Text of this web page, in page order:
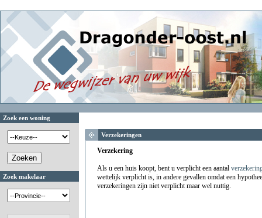
Zoek een woning
Zoek makelaar
Verzekeringen
Verzekering
Als u een huis koopt, bent u verplicht een aantal
wettelijk verplicht is, in andere gevallen omdat een
verzekeringen zijn niet verplicht maar wel nuttig.